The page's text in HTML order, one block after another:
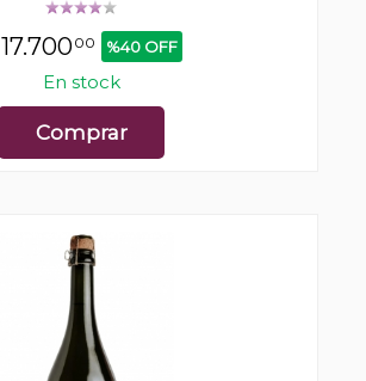
17.70000 %40 OFF
En stock
Comprar